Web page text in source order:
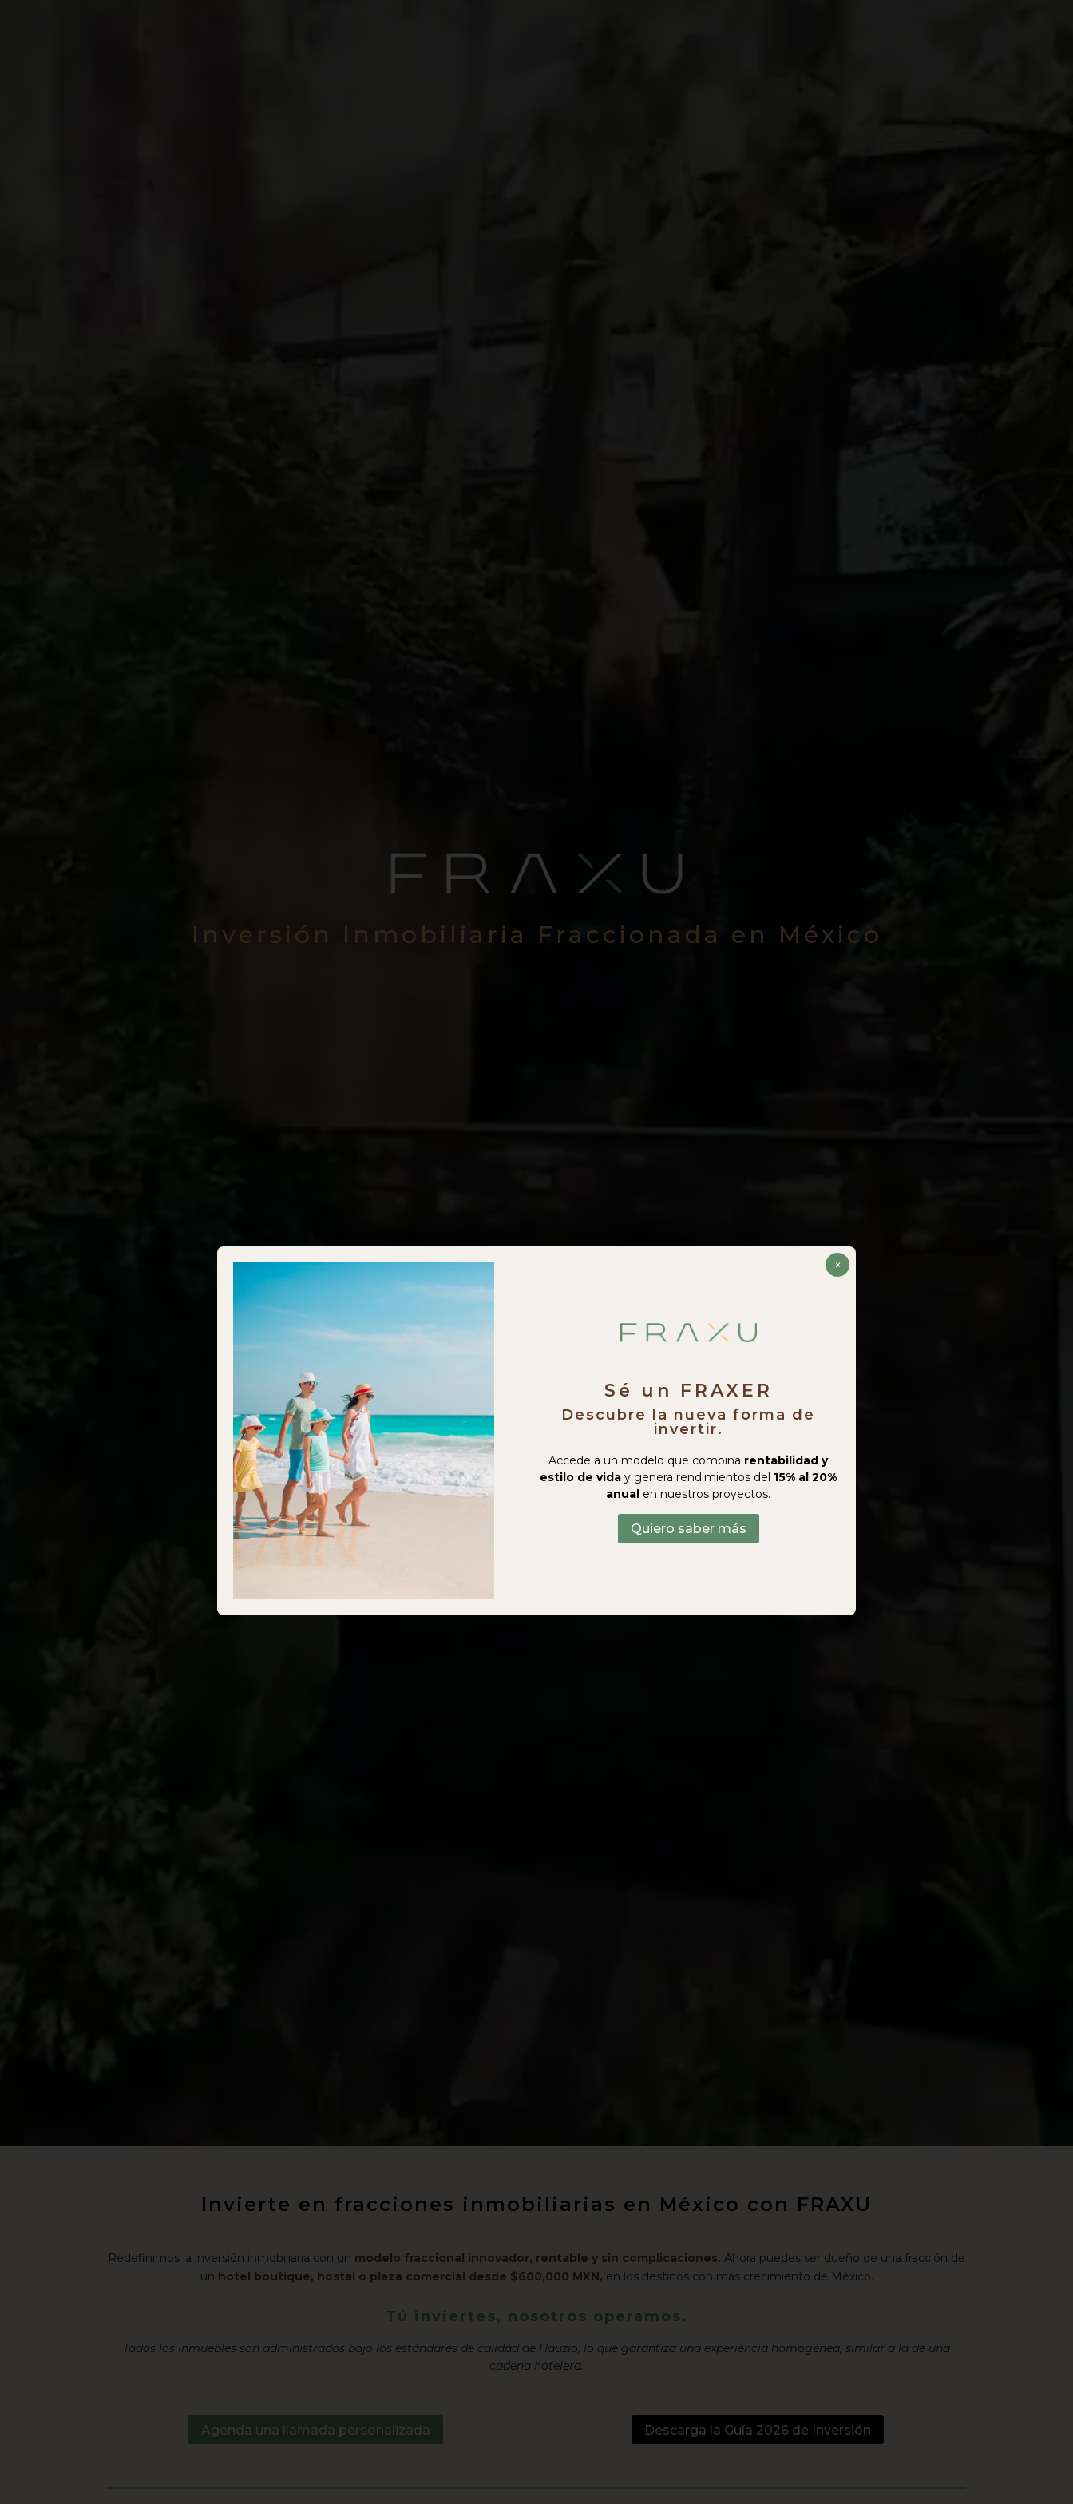
Inversión Inmobiliaria Fraccionada en México
Invierte en fracciones inmobiliarias en México con FRAXU
Redefinimos la inversión inmobiliaria con un modelo fraccional innovador, rentable y sin complicaciones. Ahora puedes ser dueño de una fracción de
un hotel boutique, hostal o plaza comercial desde $600,000 MXN, en los destinos con más crecimiento de México.
Tú inviertes, nosotros operamos.
Todos los inmuebles son administrados bajo los estándares de calidad de Hauzio, lo que garantiza una experiencia homogénea, similar a la de una
cadena hotelera.
Agenda una llamada personalizada Descarga la Guía 2026 de Inversión
×
Sé un FRAXER
Descubre la nueva forma de
invertir.
Accede a un modelo que combina rentabilidad y
estilo de vida y genera rendimientos del 15% al 20%
anual en nuestros proyectos.
Quiero saber más